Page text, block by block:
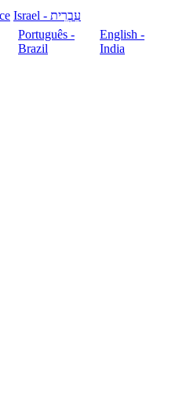
עִבְרִית - Israel
Português -
Brazil
English -
India